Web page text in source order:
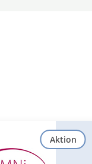
Aktion